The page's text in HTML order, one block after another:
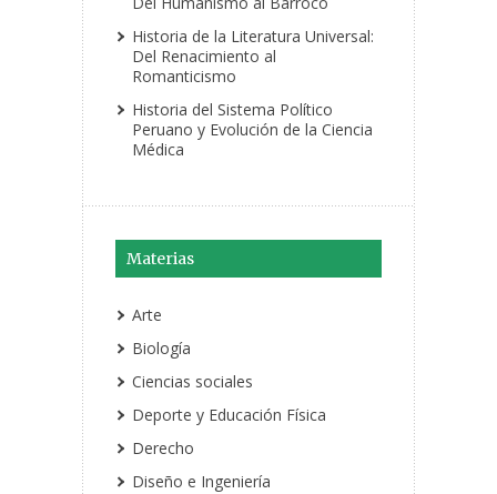
Historia de la Literatura Universal:
Del Renacimiento al
Romanticismo
Historia del Sistema Político
Peruano y Evolución de la Ciencia
Médica
Materias
Arte
Biología
Ciencias sociales
Deporte y Educación Física
Derecho
Diseño e Ingeniería